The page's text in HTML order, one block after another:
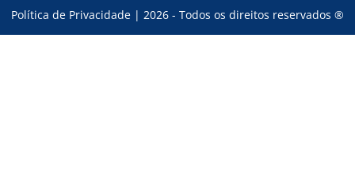
Política de Privacidade | 2026 - Todos os direitos reservados ®